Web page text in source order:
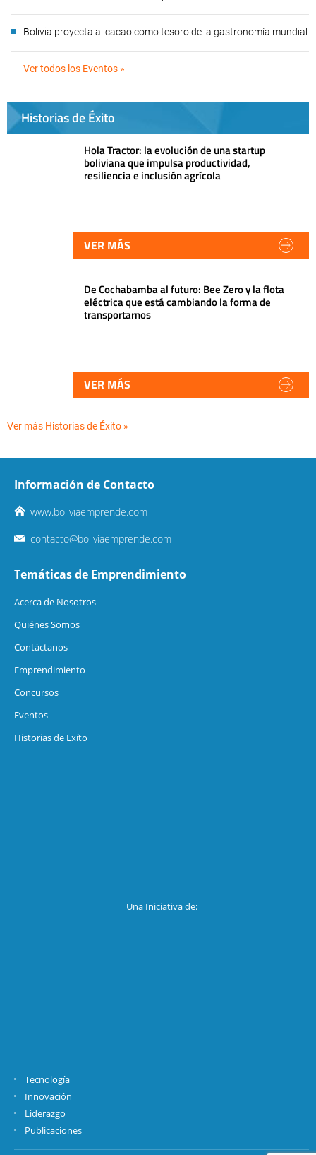
Bolivia proyecta al cacao como tesoro de la gastronomía mundial
Ver todos los Eventos »
Historias de Éxito
Hola Tractor: la evolución de una startup
boliviana que impulsa productividad,
resiliencia e inclusión agrícola
VER MÁS
De Cochabamba al futuro: Bee Zero y la flota
eléctrica que está cambiando la forma de
transportarnos
VER MÁS
Ver más Historias de Éxito »
Información de Contacto
www.boliviaemprende.com
contacto@boliviaemprende.com
Temáticas de Emprendimiento
Acerca de Nosotros
Quiénes Somos
Contáctanos
Emprendimiento
Concursos
Eventos
Historias de Exíto
Una Iniciativa de:
Tecnología
Innovación
Liderazgo
Publicaciones